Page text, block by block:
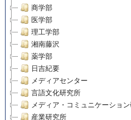
商学部
医学部
理工学部
湘南藤沢
薬学部
日吉紀要
メディアセンター
言語文化研究所
メディア・コミュニケーショ
産業研究所